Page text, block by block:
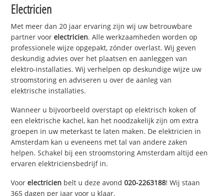
Electricien
Met meer dan 20 jaar ervaring zijn wij uw betrouwbare
partner voorelectricien. Alle werkzaamheden worden op
professionele wijze opgepakt, zónder overlast. Wij geven
deskundig advies over het plaatsen en aanleggen van
elektro-installaties. Wij verhelpen op deskundige wijze uw
stroomstoring en adviseren u over de aanleg van
elektrische installaties.
Wanneer u bijvoorbeeld overstapt op elektrisch koken of
een elektrische kachel, kan het noodzakelijk zijn om extra
groepen in uw meterkast te laten maken. De elektricien in
Amsterdam kan u eveneens met tal van andere zaken
helpen. Schakel bij een stroomstoring Amsterdam altijd een
ervaren elektriciensbedrijf in.
Voorelectricien belt u deze avond020-2263188! Wij staan
365 dagen per jaar voor u klaar.